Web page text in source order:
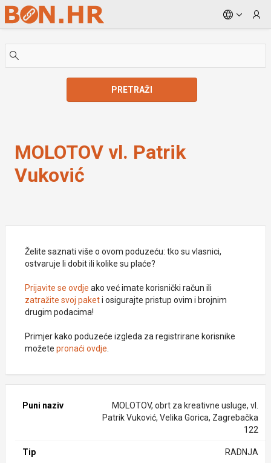
Skip to Main Content
PRETRAŽI
MOLOTOV vl. Patrik
Vuković
Želite saznati više o ovom poduzeću: tko su vlasnici,
ostvaruje li dobit ili kolike su plaće?
Prijavite se ovdje ako već imate korisnički račun ili
zatražite svoj paketi osigurajte pristup ovim i brojnim
drugim podacima!
Primjer kako poduzeće izgleda za registrirane korisnike
možete pronaći ovdje
Puni naziv
MOLOTOV, obrt za kreativne usluge, vl.
Patrik Vuković, Velika Gorica, Zagrebačka
122
Tip RADNJA